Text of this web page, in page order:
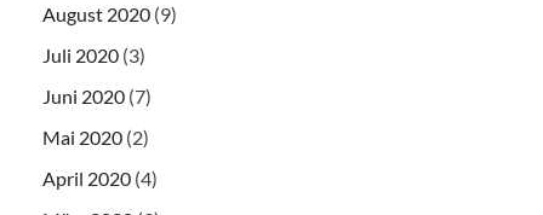
August 2020 (9)
Juli 2020 (3)
Juni 2020 (7)
Mai 2020 (2)
April 2020 (4)